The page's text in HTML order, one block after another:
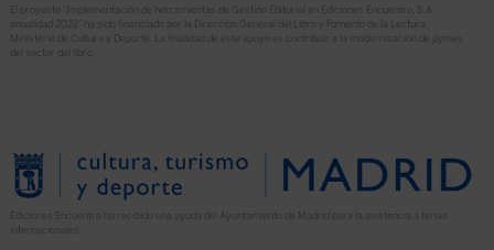
El proyecto “Implementación de herramientas de Gestión Editorial en Ediciones Encuentro, S.A.
anualidad 2022” ha sido financiado por la Dirección General del Libro y Fomento de la Lectura,
Ministerio de Cultura y Deporte. La finalidad de este apoyo es contribuir a la modernización de pymes
del sector del libro.
Ediciones Encuentro ha recibido una ayuda del Ayuntamiento de Madrid para la asistencia a ferias